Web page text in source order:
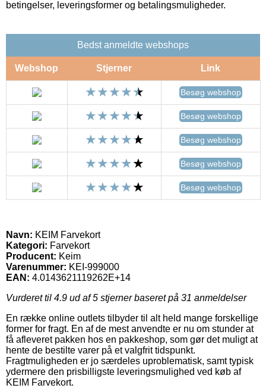
betingelser, leveringsformer og betalingsmuligheder.
Bedst anmeldte webshops
Webshop Stjerner Link
Besøg webshop
Besøg webshop
Besøg webshop
Besøg webshop
Besøg webshop
Navn: KEIM Farvekort
Kategori: Farvekort
Producent: Keim
Varenummer: KEI-999000
EAN: 4.0143621119262E+14
Vurderet til 4.9 ud af 5 stjerner baseret på 31 anmeldelser
En række online outlets tilbyder til alt held mange forskellige
former for fragt. En af de mest anvendte er nu om stunder at
få afleveret pakken hos en pakkeshop, som gør det muligt at
hente de bestilte varer på et valgfrit tidspunkt.
Fragtmuligheden er jo særdeles uproblematisk, samt typisk
ydermere den prisbilligste leveringsmulighed ved køb af
KEIM Farvekort.